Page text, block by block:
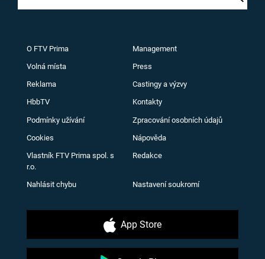
O FTV Prima Management
Volná místa Press
Reklama Castingy a výzvy
HbbTV Kontakty
Podmínky užívání Zpracování osobních údajů
Cookies Nápověda
Vlastník FTV Prima spol. s
r.o.
Redakce
Nahlásit chybu Nastavení soukromí
App Store